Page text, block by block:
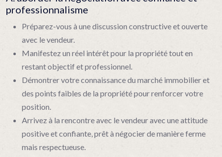
professionnalisme
Préparez-vous à une discussion constructive et ouverte
avec le vendeur.
Manifestez un réel intérêt pour la propriété tout en
restant objectif et professionnel.
Démontrer votre connaissance du marché immobilier et
des points faibles de la propriété pour renforcer votre
position.
Arrivez à la rencontre avec le vendeur avec une attitude
positive et confiante, prêt à négocier de manière ferme
mais respectueuse.